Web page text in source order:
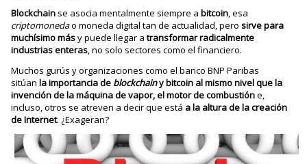
Blockchain se asocia mentalmente siempre a bitcoin, esa
criptomonedao moneda digital tan de actualidad, perosirve para
muchísimo másy puede llegar atransformar radicalmente
industrias enteras, no solo sectores como el financiero.
Muchos gurús y organizaciones como el banco BNP Paribas
sitúan la importancia de blockchainy bitcoin al mismo nivel que la
invención de la máquina de vapor, el motor de combustióne,
incluso, otros se atreven a decir que está a la altura de la creación
de Internet. ¿Exageran?